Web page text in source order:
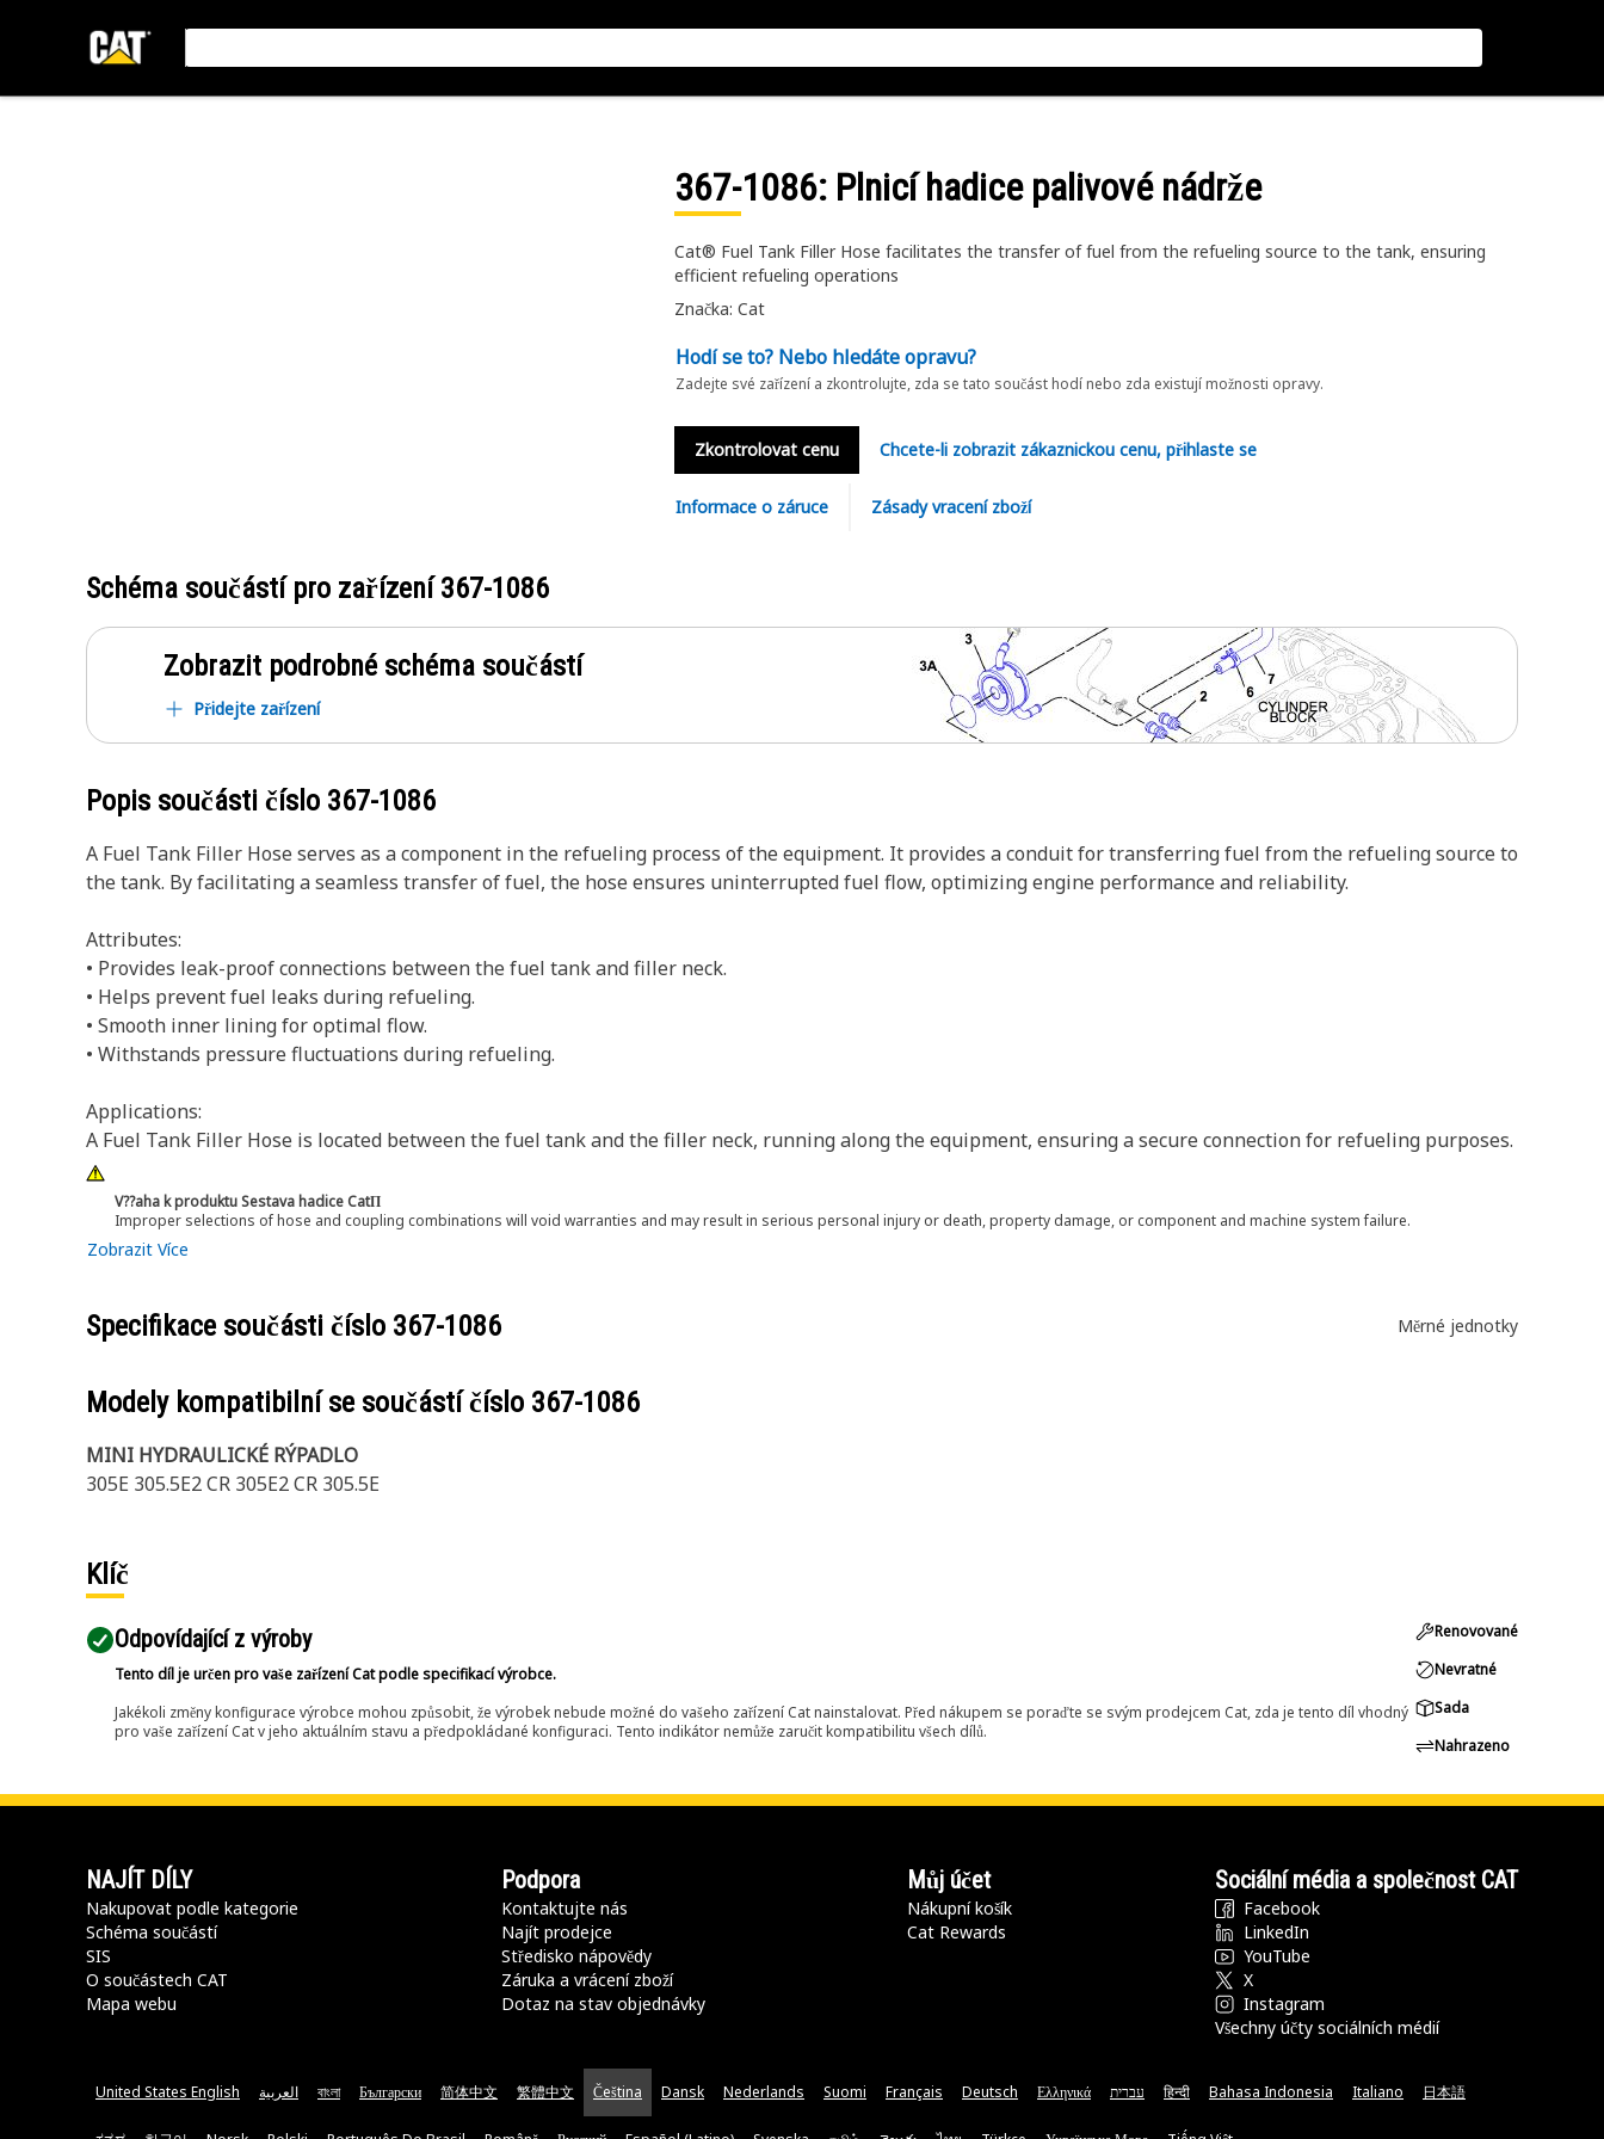
367-1086: Plnicí hadice palivové nádrže
Cat® Fuel Tank Filler Hose facilitates the transfer of fuel from the refueling source to the tank, ensuring
efficient refueling operations
Značka: Cat
Hodí se to? Nebo hledáte opravu?
Zadejte své zařízení a zkontrolujte, zda se tato součást hodí nebo zda existují možnosti opravy.
Zkontrolovat cenu Chcete-li zobrazit zákaznickou cenu, přihlaste se
Informace o záruce Zásady vracení zboží
Schéma součástí pro zařízení367-1086
Zobrazit podrobné schéma součástí
Přidejte zařízení
Popis součásti číslo 367-1086
A Fuel Tank Filler Hose serves as a component in the refueling process of the equipment. It provides a conduit for transferring fuel from the refueling source to
the tank. By facilitating a seamless transfer of fuel, the hose ensures uninterrupted fuel flow, optimizing engine performance and reliability.
Attributes:
• Provides leak-proof connections between the fuel tank and filler neck.
• Helps prevent fuel leaks during refueling.
• Smooth inner lining for optimal flow.
• Withstands pressure fluctuations during refueling.
Applications:
A Fuel Tank Filler Hose is located between the fuel tank and the filler neck, running along the equipment, ensuring a secure connection for refueling purposes.
V??aha k produktu Sestava hadice CatΠ
Improper selections of hose and coupling combinations will void warranties and may result in serious personal injury or death, property damage, or component and machine system failure.
Zobrazit Více
Specifikace součásti číslo 367-1086 Měrné jednotky
Modely kompatibilní se součástí číslo 367-1086
MINI HYDRAULICKÉ RÝPADLO
305E 305.5E2 CR 305E2 CR 305.5E
Klíč
Odpovídající z výroby
Tento díl je určen pro vaše zařízení Cat podle specifikací výrobce.
Jakékoli změny konfigurace výrobce mohou způsobit, že výrobek nebude možné do vašeho zařízení Cat nainstalovat. Před nákupem se poraďte se svým prodejcem Cat, zda je tento díl vhodný
pro vaše zařízení Cat v jeho aktuálním stavu a předpokládané konfiguraci. Tento indikátor nemůže zaručit kompatibilitu všech dílů.
Renovované
Nevratné
Sada
Nahrazeno
NAJÍT DÍLY
Nakupovat podle kategorie
Schéma součástí
SIS
O součástech CAT
Mapa webu
Podpora
Kontaktujte nás
Najít prodejce
Středisko nápovědy
Záruka a vrácení zboží
Dotaz na stav objednávky
Můj účet
Nákupní košík
Cat Rewards
Sociální média a společnost CAT
Facebook
LinkedIn
YouTube
X
Instagram
Všechny účty sociálních médií
United States English العربية বাংলা Български 简体中文 繁體中文 Čeština Dansk Nederlands Suomi Français Deutsch Ελληνικά עברית हिन्दी Bahasa Indonesia Italiano 日本語